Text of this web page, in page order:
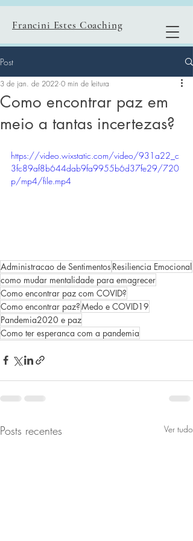
Francini Estes Coaching
Post
Como encontrar paz em
meio a tantas incertezas?
3 de jan. de 2022 0 min de leitura
https://video.wixstatic.com/video/931a22_c
3fc89af8b644dab9fa9955b6d37fe29/720
p/mp4/file.mp4
Administracao de Sentimentos Resiliencia Emocional
como mudar mentalidade para emagrecer
Como encontrar paz com COVID?
Como encontrar paz?Medo e COVID19
Pandemia2020 e paz
Como ter esperanca com a pandemia
Posts recentes Ver tudo